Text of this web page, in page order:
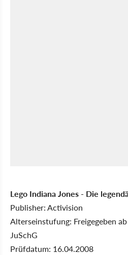
Lego Indiana Jones - Die
Publisher: Activision
Alterseinstufung: Freigegeben
JuSchG
Prüfdatum: 16.04.2008